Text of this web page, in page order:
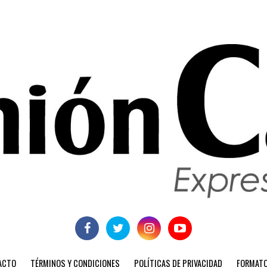
TÉRMINOS Y CONDICIONES POLÍTICAS DE PRIVACIDAD